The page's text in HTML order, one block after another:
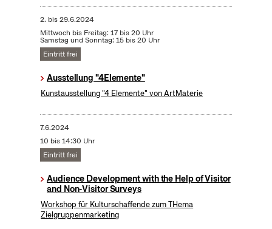
2. bis29.6.2024
Mittwoch bis Freitag: 17 bis 20 Uhr
Samstag und Sonntag: 15 bis 20 Uhr
Eintritt frei
Ausstellung "4Elemente"
Kunstausstellung "4 Elemente" von ArtMaterie
7.6.2024
10 bis 14:30 Uhr
Eintritt frei
Audience Development with the Help of Visitor
and Non-Visitor Surveys
Workshop für Kulturschaffende zum THema
Zielgruppenmarketing